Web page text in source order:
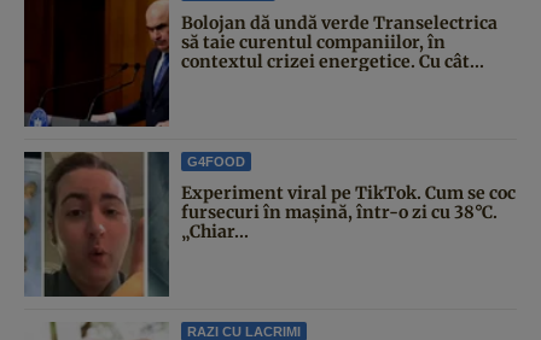
Bolojan dă undă verde Transelectrica
să taie curentul companiilor, în
contextul crizei energetice. Cu cât...
G4FOOD
Experiment viral pe TikTok. Cum se coc
fursecuri în mașină, într-o zi cu 38°C.
„Chiar...
RAZI CU LACRIMI